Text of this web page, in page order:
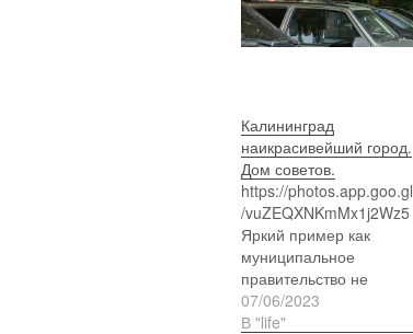
Калининград
наикрасивейший город.
Дом советов.
https://photos.app.goo.gl
/vuZEQXNKmMx1j2Wz5
Яркий пример как
муниципальное
правительство не
врубается че делать с
арт объектами.
07/06/2023
В "life"